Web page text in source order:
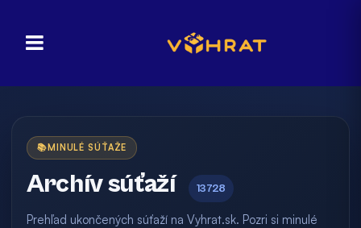
📚 MINULÉ SÚŤAŽE
Archív súťaží 13728
Prehľad ukončených súťaží na Vyhrat.sk. Pozri si minulé